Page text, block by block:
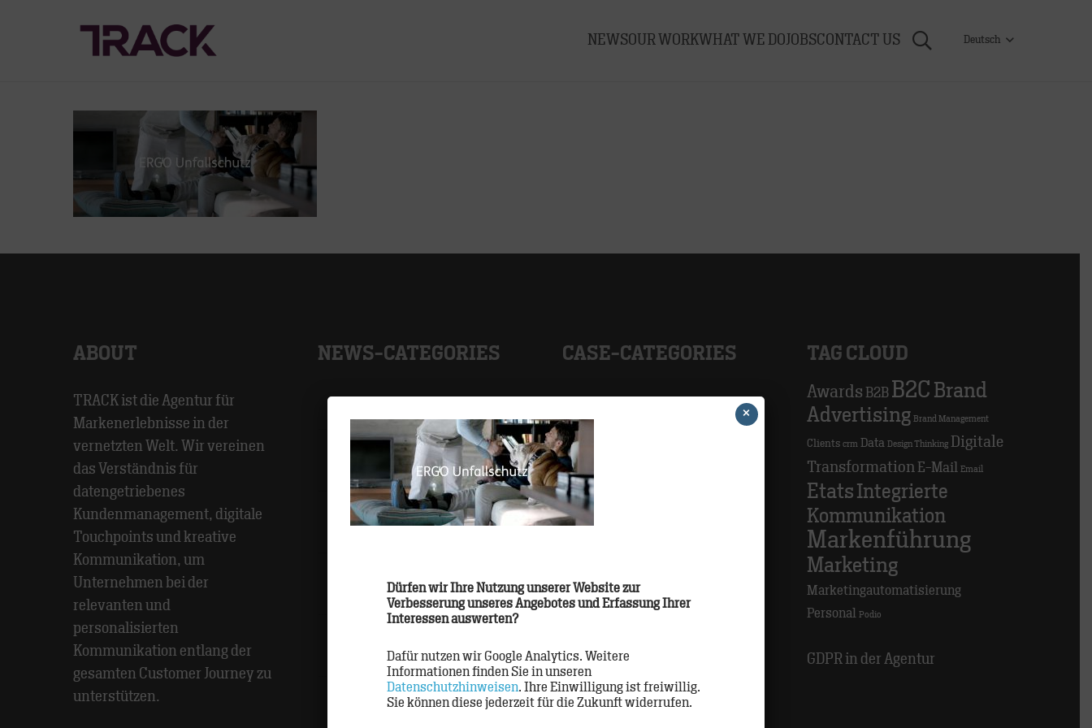
NEWSOUR WORKWHAT WE DOJOBSCONTACT US Deutsch
ABOUT
TRACK ist die Agentur für
Markenerlebnisse in der
vernetzten Welt. Wir vereinen
das Verständnis für
datengetriebenes
Kundenmanagement, digitale
Touchpoints und kreative
Kommunikation, um
Unternehmen bei der
relevanten und
personalisierten
Kommunikation entlang der
gesamten Customer Journey zu
unterstützen.
NEWS-CATEGORIES
>
Methoden >
>
CASE-CATEGORIES
>
CRM
TAG CLOUD
Awards B2B B2C Brand
Advertising Brand Management
Clients crm Data Design Thinking Digitale
Transformation E-Mail Email
Etats Integrierte
Kommunikation
Markenführung
Marketing
Marketingautomatisierung
Personal Podio
GDPR in der Agentur
Dürfen wir Ihre Nutzung unserer Website zur
Verbesserung unseres Angebotes und Erfassung Ihrer
Interessen auswerten?
Dafür nutzen wir Google Analytics. Weitere
Informationen finden Sie in unseren
Datenschutzhinweisen. Ihre Einwilligung ist freiwillig.
Sie können diese jederzeit für die Zukunft widerrufen.
×